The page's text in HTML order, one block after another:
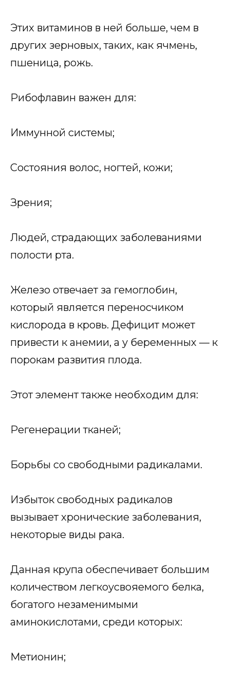
Этих витаминов в ней больше, чем в
других зерновых, таких, как ячмень,
пшеница, рожь.
Рибофлавин важен для:
Иммунной системы;
Состояния волос, ногтей, кожи;
Зрения;
Людей, страдающих заболеваниями
полости рта.
Железо отвечает за гемоглобин,
который является переносчиком
кислорода в кровь. Дефицит может
привести к анемии, а у беременных — к
порокам развития плода.
Этот элемент также необходим для:
Регенерации тканей;
Борьбы со свободными радикалами.
Избыток свободных радикалов
вызывает хронические заболевания,
некоторые виды рака.
Данная крупа обеспечивает большим
количеством легкоусвояемого белка,
богатого незаменимыми
аминокислотами, среди которых:
Метионин;